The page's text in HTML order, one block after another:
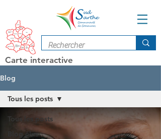
Carte interactive
Blog
Tous les posts
Blog élus
Tous les posts